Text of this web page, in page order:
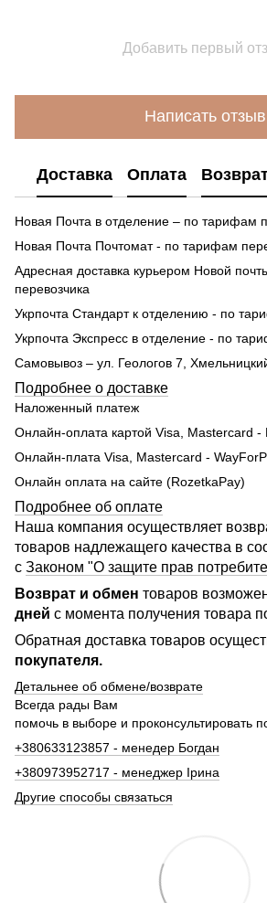
Добавить первый
Написать отзыв
Доставка Оплата
Новая Почта в отделение – по тарифам
Новая Почта Почтомат - по тарифам
Адресная доставка курьером Новой
перевозчика
Укрпочта Стандарт к отделению - по
Укрпочта Экспресс в отделение - по
Самовывоз – ул. Геологов 7,
Подробнее о доставке
Наложенный платеж
Онлайн-оплата картой Visa, Mastercard -
Онлайн-плата Visa, Mastercard -
Онлайн оплата на сайте (RozetkaPay)
Подробнее об оплате
Наша компания осуществляет
товаров надлежащего качества в
с Законом "О защите прав
Возврат и обмен товаров
дней с момента получения товара
Обратная доставка товаров
покупателя.
Детальнее об обмене/возврате
Всегда рады Вам
помочь в выборе и проконсультировать
+380633123857 - менедер Богдан
+380973952717 - менеджер Ірина
Другие способы связаться